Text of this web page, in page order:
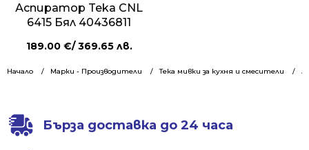
Начало Марки - Производители Тека мивки за кухня и смесители
Аспиратор Teka CNL
6415 Бял 40436811
189.00 €/ 369.65 лв.
Бърза доставка до 24 часа